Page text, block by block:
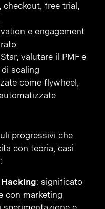
free trial,
e engagement
valutare il PMF e
scaling
come flywheel,
progressivi che
con teoria, casi
: significato
con marketing